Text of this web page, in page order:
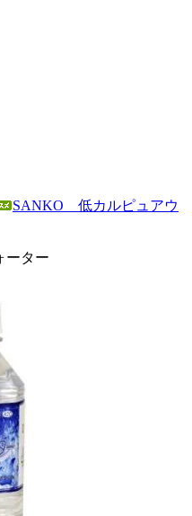
SANKO 低カルピュアウ
ーター